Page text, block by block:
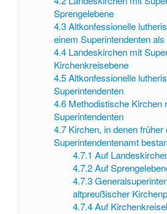
Sprengelebene
4.3 Altkonfessionelle
einem Superintendenten als
4.4 Landeskirchen mit
Kirchenkreisebene
4.5 Altkonfessionelle
Superintendenten
4.6 Methodistische Kirchen
Superintendenten
4.7 Kirchen, in denen früher
Superintendentenamt
4.7.1 Auf
4.7.2 Auf
4.7.3
altpreußischer
4.7.4 Auf